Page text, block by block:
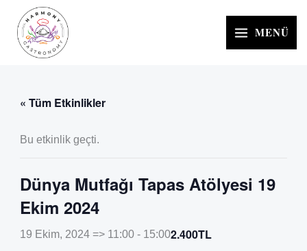
İçeriğe
MENÜ
« Tüm Etkinlikler
Bu etkinlik geçti.
Dünya Mutfağı Tapas Atölyesi 19
Ekim 2024
19 Ekim, 2024 => 11:00- 15:002.400TL